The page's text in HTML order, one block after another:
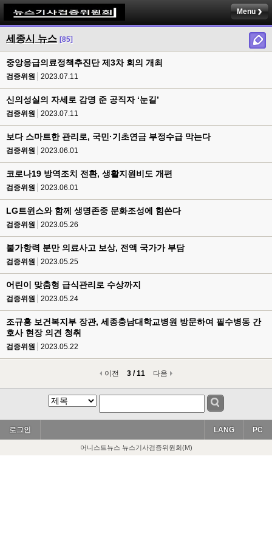
Menu
세종시 뉴스 [85]
중앙응급의료정책추진단 제3차 회의 개최
검증위원 2023.07.11
신의성실의 자세로 감명 준 공직자 ‘눈길’
검증위원 2023.07.11
보다 스마트한 관리로, 국민·기초연금 부정수급 막는다
검증위원 2023.06.01
코로나19 방역조치 전환, 생활지원비도 개편
검증위원 2023.06.01
LG트윈스와 함께 생명존중 문화조성에 힘쓴다
검증위원 2023.05.26
불가항력 분만 의료사고 보상, 전액 국가가 부담
검증위원 2023.05.25
어린이 맞춤형 급식관리로 수상까지
검증위원 2023.05.24
조규홍 보건복지부 장관, 세종충남대학교병원 방문하여 필수병동 간
호사 현장 의견 청취
검증위원 2023.05.22
이전 3 / 11 다음
로그인 PC
LANG
어니스트뉴스 뉴스기사검증위원회(M)